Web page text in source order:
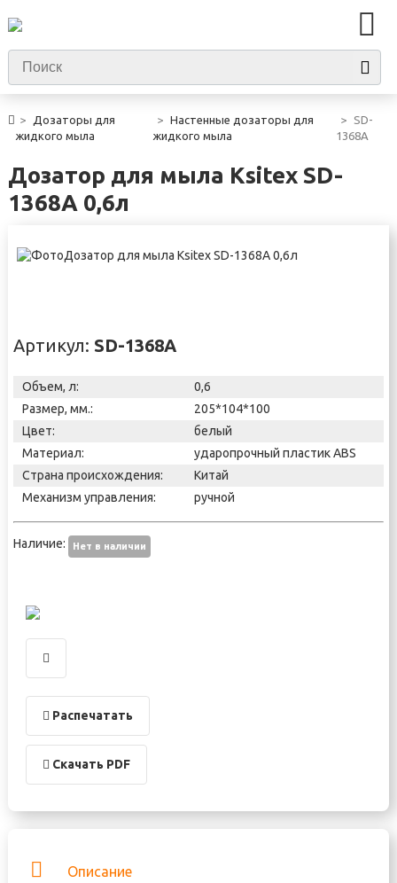
Дозаторы для
жидкого мыла
Настенные дозаторы для
жидкого мыла
SD-
1368A
Дозатор для мыла Ksitex SD-
1368A 0,6л
Артикул: SD-1368A
Объем, л:
0,6
Размер, мм.:
205*104*100
Цвет:
белый
Материал:
ударопрочный пластик ABS
Страна происхождения:
Китай
Механизм управления:
ручной
Наличие: Нет в наличии
Распечатать
Скачать PDF
Описание